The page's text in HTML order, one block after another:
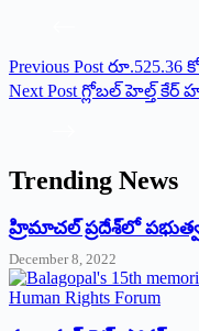
Previous Post రూ.525.36
Next Post గ్లోబల్‌ హెల్త్‌
Trending News
‌హ్రిమాచల్‌ ‌ప్రదేశ్‌లో
December 8, 2022